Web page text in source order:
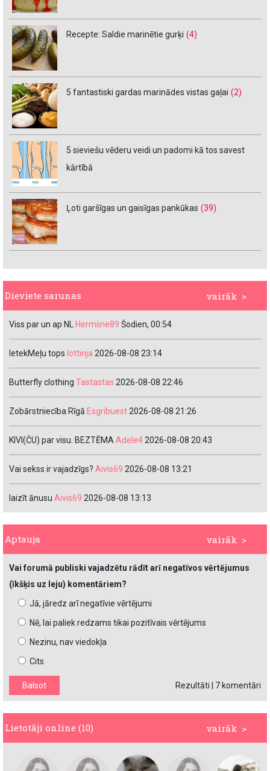
Recepte: Saldie marinētie gurķi (4)
5 fantastiski gardas marinādes vistas gaļai (2)
5 sieviešu vēderu veidi un padomi kā tos savest
kārtībā
Ļoti garšīgas un gaisīgas pankūkas (39)
vairāk >
Dieviete sarunas
Viss par un ap NL Hermiine89 Šodien, 00:54
IetekMeļu tops lottinja 2026-08-08 23:14
Butterfly clothing Tastastas 2026-08-08 22:46
Zobārstniecība Rīgā Esgribuest2026-08-08 21:26
KIVI(ČU) par visu. BEZTĒMAAdele42026-08-08 20:43
Vai sekss ir vajadzīgs? Aivis69 2026-08-08 13:21
laizīt ānusu Aivis69 2026-08-08 13:13
vairāk >
Aptauja
Vai forumā publiski vajadzētu rādīt arī negatīvos vērtējumus
(īkšķis uz leju) komentāriem?
Jā, jāredz arī negatīvie vērtējumi
Nē, lai paliek redzams tikai pozitīvais vērtējums
Nezinu, nav viedokļa
Cits
Rezultāti 7 komentāri
vairāk >
Lietotāji online (10)